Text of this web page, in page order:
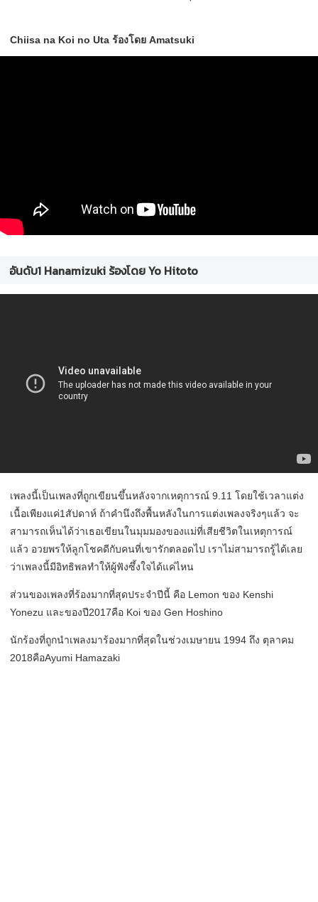
Chiisa na Koi no Uta ร้องโดย Amatsuki
อันดับ1 Hanamizuki ร้องโดย Yo Hitoto
เพลงนี้เป็นเพลงที่ถูกเขียนขึ้นหลังจากเหตุการณ์ 9.11 โดยใช้เวลาแต่ง
เนื้อเพียงแค่1สัปดาห์ ถ้าคำนึงถึงพื้นหลังในการแต่งเพลงจริงๆแล้ว จะ
สามารถเห็นได้ว่าเธอเขียนในมุมมองของแม่ที่เสียชีวิตในเหตุการณ์
แล้ว อวยพรให้ลูกโชคดีกับคนที่เขารักตลอดไป เราไม่สามารถรู้ได้เลย
ว่าเพลงนี้มีอิทธิพลทำให้ผู้ฟังซึ้งใจได้แค่ไหน
ส่วนของเพลงที่ร้องมากที่สุดประจำปีนี้ คือ Lemon ของ Kenshi
Yonezu และของปี2017คือ Koi ของ Gen Hoshino
นักร้องที่ถูกนำเพลงมาร้องมากที่สุดในช่วงเมษายน 1994 ถึง ตุลาคม
2018คือAyumi Hamazaki